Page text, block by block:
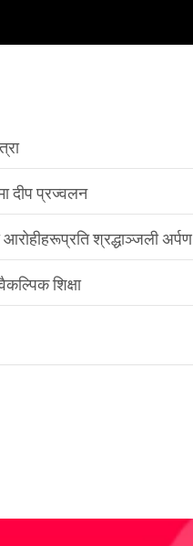
दीप प्रज्वलन
श्रद्धाञ्जली अर्पण
शिक्षा